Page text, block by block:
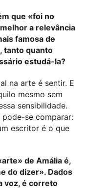
que «foi no
a relevância
famosa de
tanto quanto
estudá-la?
na arte é sentir. E
mesmo sem
sensibilidade.
se comparar:
escritor é o que
de Amália é,
do dizer». Dados
voz, é correto